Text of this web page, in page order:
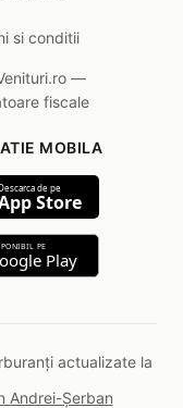
si conditii
—
fiscale
MOBILA
de pe
Store
PE
Play
actualizate la
Andrei-Șerban